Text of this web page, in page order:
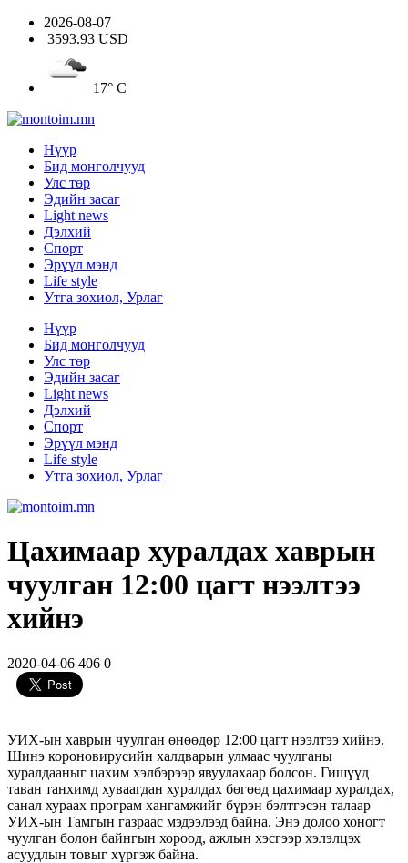
2026-08-07
3593.93 USD
17° C
Нүүр
Бид монголчууд
Улс төр
Эдийн засаг
Light news
Дэлхий
Спорт
Эрүүл мэнд
Life style
Утга зохиол, Урлаг
Нүүр
Бид монголчууд
Улс төр
Эдийн засаг
Light news
Дэлхий
Спорт
Эрүүл мэнд
Life style
Утга зохиол, Урлаг
Цахимаар хуралдах хаврын
чуулган 12:00 цагт нээлтээ
хийнэ
2020-04-06 406 0
УИХ-ын хаврын чуулган өнөөдөр 12:00 цагт нээлтээ хийнэ.
Шинэ короновирусийн халдварын улмаас чуулганы
хуралдааныг цахим хэлбэрээр явуулахаар болсон. Гишүүд
таван танхимд хуваагдан хуралдах бөгөөд цахимаар хуралдах,
санал хураах програм хангамжийг бүрэн бэлтгэсэн талаар
УИХ-ын Тамгын газраас мэдээлээд байна. Энэ долоо хоногт
чуулган болон байнгын хороод, ажлын хэсгээр хэлэлцэх
асуудлын товыг хүргэж байна.